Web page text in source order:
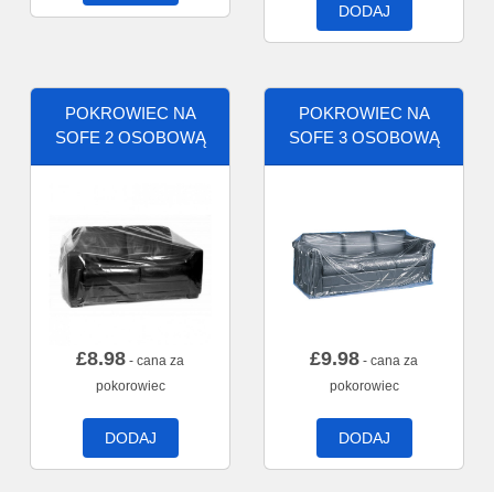
DODAJ
POKROWIEC NA
SOFE 2 OSOBOWĄ
£8.98 - cana za
pokorowiec
DODAJ
POKROWIEC NA
SOFE 3 OSOBOWĄ
£9.98 - cana za
pokorowiec
DODAJ